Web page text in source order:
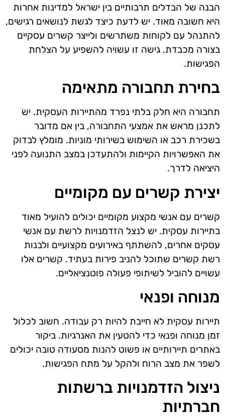
הבנה של הבדלים תרבותיים בין ישראל למדינות אחרות
היא חשובה מאוד. יש לדעת כיצד לגשת לנושאים רגישים,
להתנהל עם לקוחות משתרשים ולייצר קשרים עסקיים
בצורה מכבדת. גישה זו עשויה להשפיע על הצלחת
הפגישות.
בחירת תחבורה מתאימה
תחבורה היא חלק בלתי נפרד מהתיירות העסקית. יש
לתכנן מראש את אמצעי התחבורה, בין אם מדובר
בשכירת רכב או השימוש בשירותי מוניות. מומלץ לבדוק
את האפשרויות הקיימות ולהתעדכן במצב התנועה לפני
היציאה לדרך.
יצירת קשרים עם מקומיים
קשרים עם אנשי מקצוע מקומיים יכולים להועיל מאוד
בתיירות עסקית. יש לנצל הזדמנויות לרשת עם אנשי
עסקים אחרים, להשתתף באירועים מקצועיים ולבנות
רשת קשרים שתוכל להניב פירות בעתיד. קשרים אלו
עשויים להוביל לשיתופי פעולה פוטנציאליים.
מנוחה ופנאי
תיירות עסקית לא חייבת להיות רק עבודה. חשוב לכלול
זמן מנוחה ופנאי כדי להטעין את האנרגיות. ביקור
באתרים תיירותיים או פשוט להנות מסעודה טובה יכולים
לשפר את מצב הרוח ולהקל על מתח הפגישות.
ניצול הזדמנויות ברשתות
חברתיות